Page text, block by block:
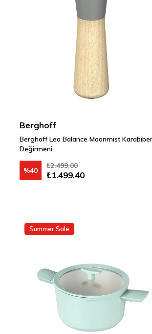
Berghoff
Berghoff Leo Balance Moonmist Karabiber
Değirmeni
₺1.499,40
₺2.499,00
%40
Summer Sale